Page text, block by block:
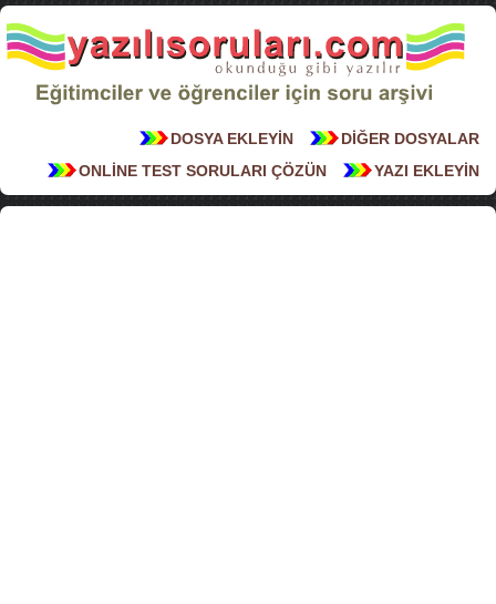
DİĞER DOSYALAR
DOSYA EKLEYİN
YAZI EKLEYİN
ONLİNE TEST SORULARI ÇÖZÜN